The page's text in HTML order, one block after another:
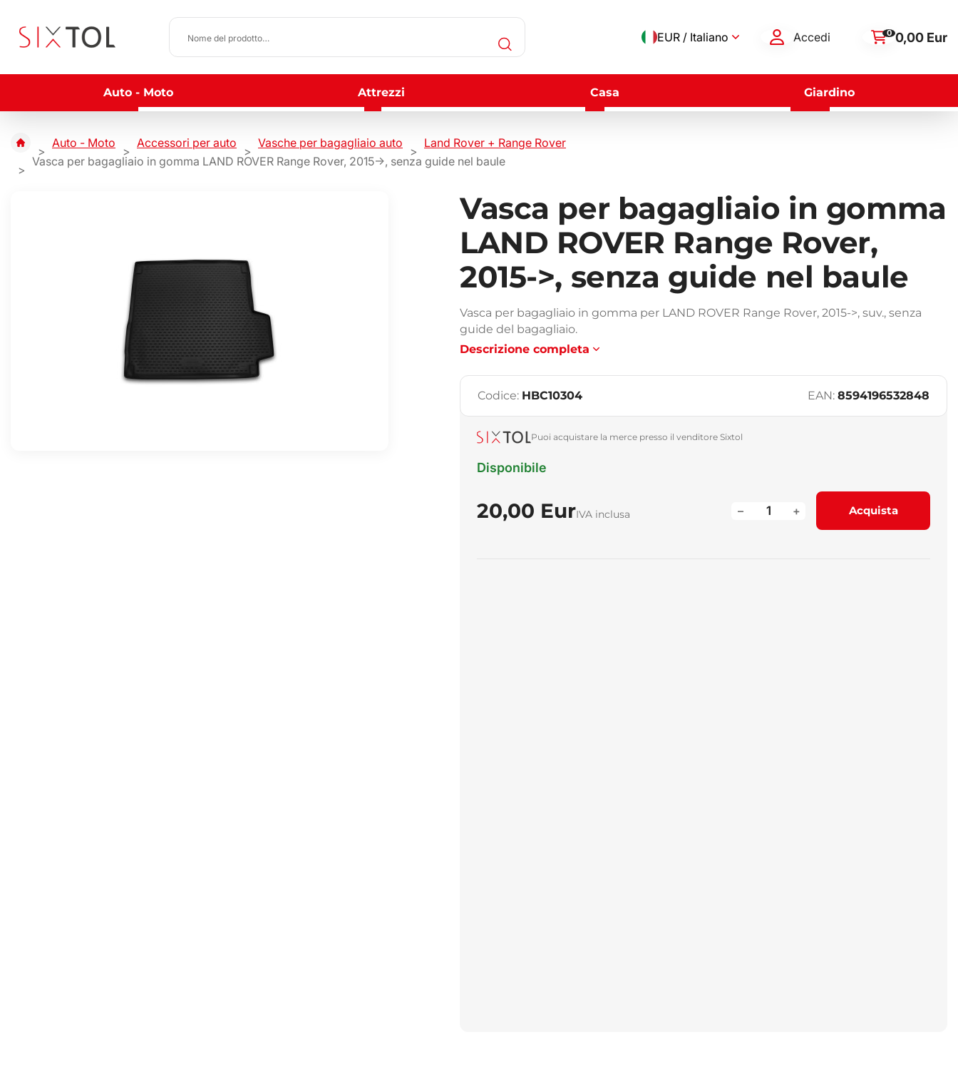
EUR / Italiano Accedi 0 0,00 Eur
Auto - Moto Attrezzi Casa Giardino
Auto - Moto Accessori per auto Vasche per bagagliaio auto
Land Rover + Range Rover
Vasca per bagagliaio in gomma LAND ROVER Range Rover, 2015->, senza guide nel baule
Vasca per bagagliaio in gomma
LAND ROVER Range Rover,
2015->, senza guide nel baule
Vasca per bagagliaio in gomma per LAND ROVER Range Rover, 2015->, suv., senza
guide del bagagliaio.
Descrizione completa
Codice: HBC10304 EAN: 8594196532848
Puoi acquistare la merce presso il venditore Sixtol
Disponibile
20,00 EurIVA inclusa +
– Acquista